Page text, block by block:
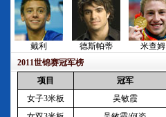
戴利 德斯帕蒂
米查姆
2011世锦赛冠军榜
项目
冠军
女子3米板
吴敏霞